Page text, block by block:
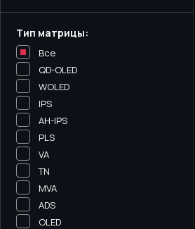
Тип матрицы:
Все
QD-OLED
WOLED
IPS
AH-IPS
PLS
VA
TN
MVA
ADS
OLED